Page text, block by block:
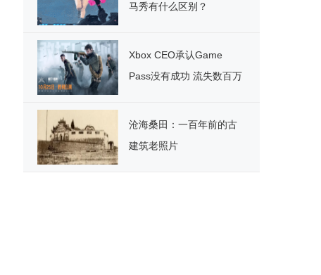
马秀有什么区别？
Xbox CEO承认Game
Pass没有成功 流失数百万
沧海桑田：一百年前的古
建筑老照片